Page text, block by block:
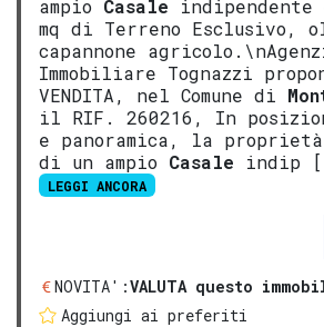
ampio Casale indipendente
mq di Terreno Esclusivo,
capannone
Immobiliare Tognazzi
VENDITA, nel Comune di
il RIF. 260216, In
e panoramica, la proprietà
di un ampio Casale indip
LEGGI ANCORA
NOVITA':VALUTA questo
Aggiungi ai preferiti